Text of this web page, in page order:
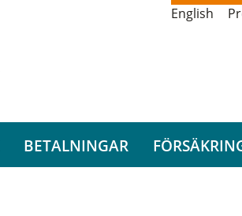
English
BETALNINGAR